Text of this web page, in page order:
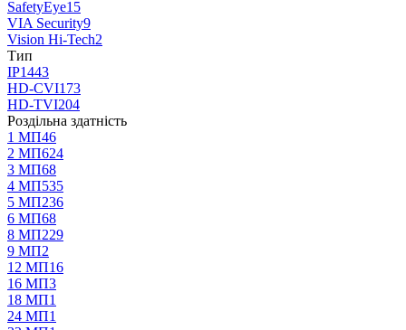
SafetyEye15
VIA Security9
Vision Hi-Tech2
Тип
IP1443
HD-CVI173
HD-TVI204
Роздільна здатність
1 МП46
2 МП624
3 МП68
4 МП535
5 МП236
6 МП68
8 МП229
9 МП2
12 МП16
16 МП3
18 МП1
24 МП1